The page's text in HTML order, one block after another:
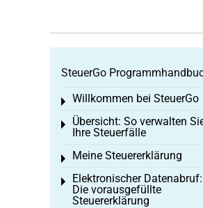
SteuerGo
Willkommen bei SteuerGo
Toggle menu
Übersicht: So verwalten
Ihre Steuerfälle
Toggle menu
Meine Steuererklärung
Toggle menu
Elektronischer Datenabruf:
Die vorausgefüllte
Steuererklärung
Toggle menu